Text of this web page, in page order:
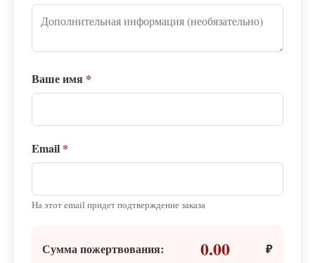
Ваше имя *
Email *
На этот email придет подтверждение заказа
Сумма пожертвования: 0.00 ₽